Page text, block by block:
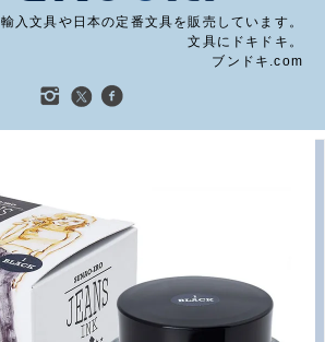
輸入文具や日本の定番文具を販売しています。
文具にドキドキ。
ブンドキ.com